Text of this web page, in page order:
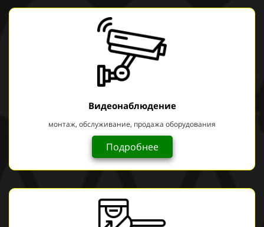
Видеонаблюдение
монтаж, обслуживание, продажа оборудования
Подробнее